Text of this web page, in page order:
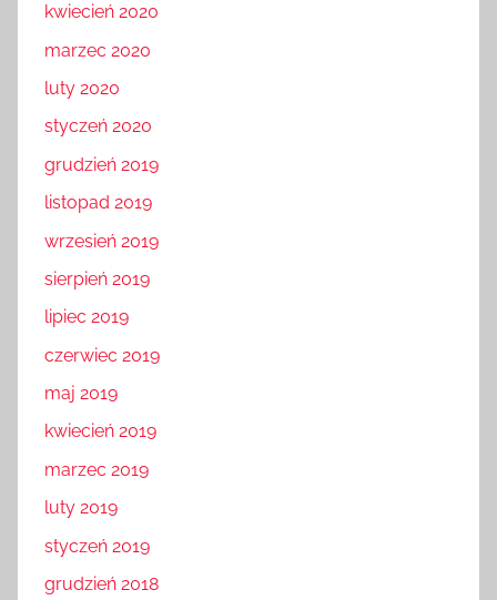
kwiecień 2020
marzec 2020
luty 2020
styczeń 2020
grudzień 2019
listopad 2019
wrzesień 2019
sierpień 2019
lipiec 2019
czerwiec 2019
maj 2019
kwiecień 2019
marzec 2019
luty 2019
styczeń 2019
grudzień 2018